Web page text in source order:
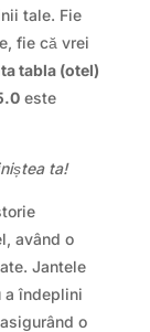
tale. Fie
fie că vrei
tabla (otel)
este
ta!
având o
Jantele
a îndeplini
o